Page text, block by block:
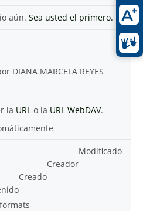
aún. Sea usted el primero.
DIANA MARCELA REYES
la URL o la URL WebDAV.
Modificado
Creador
Creado